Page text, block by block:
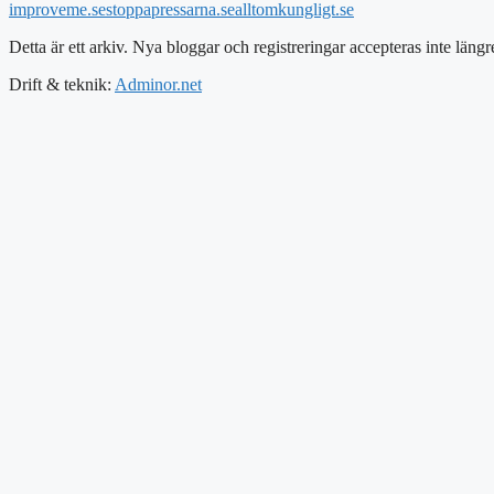
improveme.sestoppapressarna.sealltomkungligt.se
Detta är ett arkiv. Nya bloggar och registreringar accepteras inte
Drift & teknik: Adminor.net